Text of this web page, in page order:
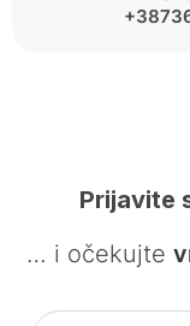
Prijavite
… i očekujte